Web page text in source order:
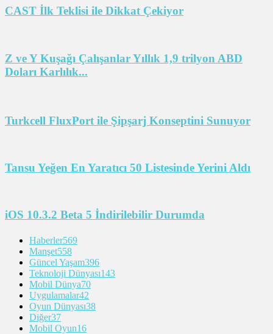
CAST İlk Teklisi ile Dikkat Çekiyor
Z ve Y Kuşağı Çalışanlar Yıllık 1,9 trilyon ABD
Doları Karlılık...
Turkcell FluxPort ile Şipşarj Konseptini Sunuyor
Tansu Yeğen En Yaratıcı 50 Listesinde Yerini Aldı
iOS 10.3.2 Beta 5 İndirilebilir Durumda
Haberler569
Manşet558
Güncel Yaşam396
Teknoloji Dünyası143
Mobil Dünya70
Uygulamalar42
Oyun Dünyası38
Diğer37
Mobil Oyun16